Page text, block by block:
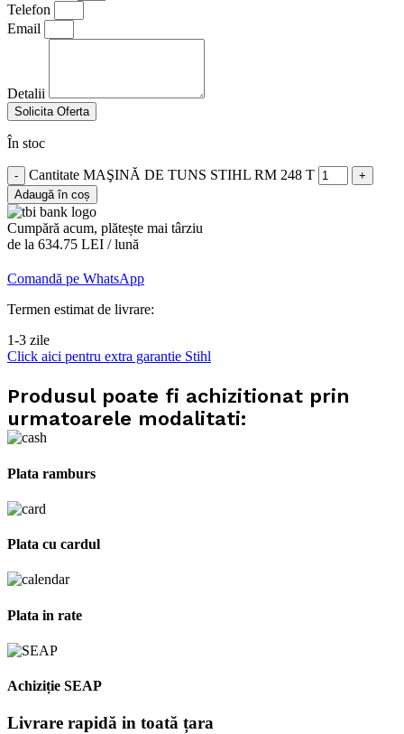
Telefon
Email
Detalii
Solicita Oferta
În stoc
Cantitate MAŞINĂ DE TUNS STIHL RM 248 T
Adaugă în coș
Cumpără acum, plătește mai târziu
de la 634.75 LEI / lună
Comandă pe WhatsApp
Termen estimat de livrare:
1-3 zile
Click aici pentru extra garantie Stihl
Produsul poate fi achizitionat prin
urmatoarele modalitati:
Plata ramburs
Plata cu cardul
Plata in rate
Achiziție SEAP
Livrare rapidă in toată țara